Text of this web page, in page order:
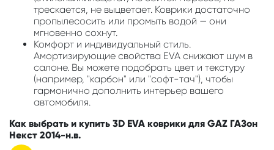
трескается, не выцветает. Коврики достаточно
пропылесосить или промыть водой — они
мгновенно сохнут.
Комфорт и индивидуальный стиль.
Амортизирующие свойства EVA снижают шум в
салоне. Вы можете подобрать цвет и текстуру
(например, "карбон" или "софт-тач"), чтобы
гармонично дополнить интерьер вашего
автомобиля.
Как выбрать и купить 3D EVA коврики для GAZ ГАЗон
Некст 2014-н.в.